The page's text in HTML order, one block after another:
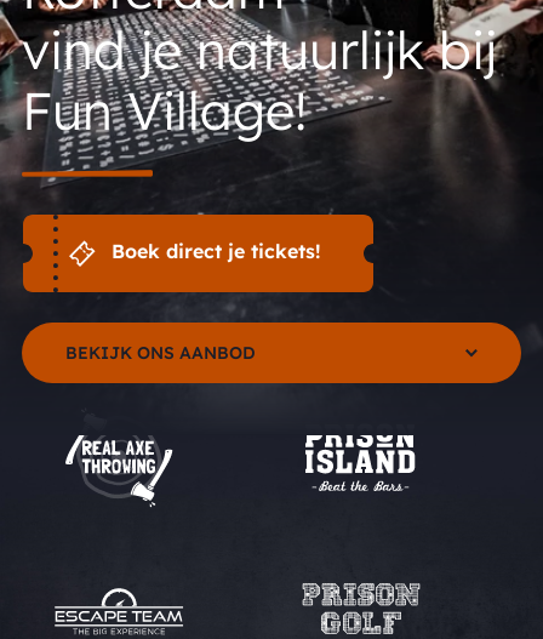
vind je natuurlijk bij
Fun Village!
Boek direct je tickets!
BEKIJK ONS AANBOD
PRISON ISLAND
PRISON ISLAND KIDS
TIJDMACHINE KIDS ESCAPE ROOM